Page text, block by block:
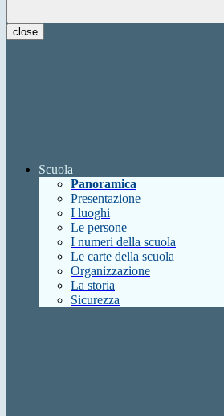
close
Scuola
Panoramica
Presentazione
I luoghi
Le persone
I numeri della scuola
Le carte della scuola
Organizzazione
La storia
Sicurezza